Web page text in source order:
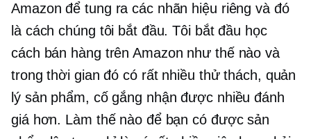
Amazon để tung ra các nhãn hiệu riêng và đó
là cách chúng tôi bắt đầu. Tôi bắt đầu học
cách bán hàng trên Amazon như thế nào và
trong thời gian đó có rất nhiều thử thách, quản
lý sản phẩm, cố gắng nhận được nhiều đánh
giá hơn. Làm thế nào để bạn có được sản